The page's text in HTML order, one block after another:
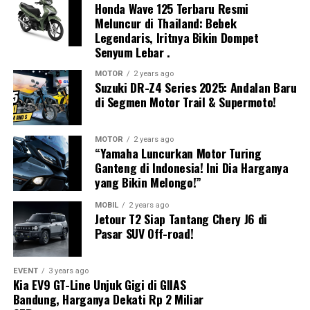
memiliki tinggi jok hanya760 mmdengan bobot kosong
sekitar128 kg
2.005 mm, lebar 770 mm, tinggi 1.090 mm, dan
wheelbase 1.280 mm. Ground clearance mencapai178
mm, sehingga cukup menunjang penggunaan di jalan
yang tidak rata.
Kombinasi bobot ringan dan jok yang relatif rendah
membuat motor ini lebih mudah dikendalikan, terutama
ketika harus berhenti, bermanuver di lalu lintas padat,
maupun saat parkir.
Kaki-Kaki Bergaya Klasik
Untuk sektor suspensi, Suzuki GN160 menggunakan
fork teleskopik di depan dan suspensi ganda
Kesan adventure semakin kuat berkat penggunaan
plate aluminiumsebagai pelindung bagian bawah
mesin. Area garpu depan juga mendapatkan pelindung
saat melewati medan yang lebih menantang.
Honda Wave 125 Terbaru Resmi
Meluncur di Thailand: Bebek
Legendaris, Iritnya Bikin Dompet
Senyum Lebar .
MOTOR 2 years ago
Suzuki DR-Z4 Series 2025: Andalan Baru
di Segmen Motor Trail & Supermoto!
MOTOR 2 years ago
“Yamaha Luncurkan Motor Turing
Ganteng di Indonesia! Ini Dia Harganya
yang Bikin Melongo!”
MOBIL 2 years ago
Jetour T2 Siap Tantang Chery J6 di
Pasar SUV Off-road!
EVENT 3 years ago
Kia EV9 GT-Line Unjuk Gigi di GIIAS
Bandung, Harganya Dekati Rp 2 Miliar